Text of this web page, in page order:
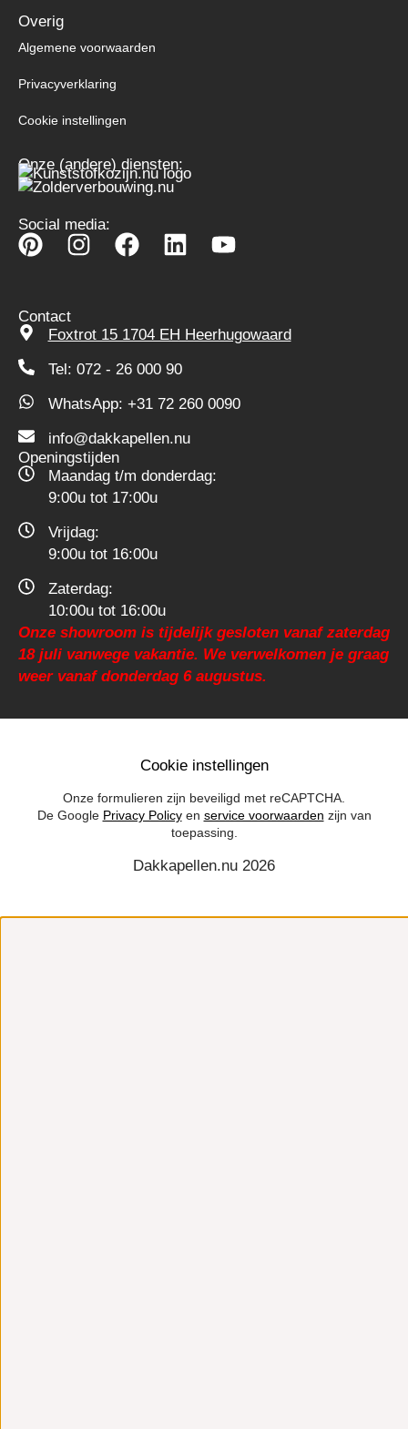
Overig
Algemene voorwaarden
Privacyverklaring
Cookie instellingen
Onze (andere) diensten:
Social media:
Contact
Foxtrot 15 1704 EH Heerhugowaard
Tel: 072 - 26 000 90
WhatsApp: +31 72 260 0090
info@dakkapellen.nu
Openingstijden
Maandag t/m donderdag:
9:00u tot 17:00u
Vrijdag:
9:00u tot 16:00u
Zaterdag:
10:00u tot 16:00u
Onze showroom is tijdelijk gesloten vanaf zaterdag
18 juli vanwege vakantie. We verwelkomen je graag
weer vanaf donderdag 6 augustus.
Cookie instellingen
Onze formulieren zijn beveiligd met reCAPTCHA.
De Google Privacy Policyen service voorwaarden zijn van
toepassing.
Dakkapellen.nu 2026